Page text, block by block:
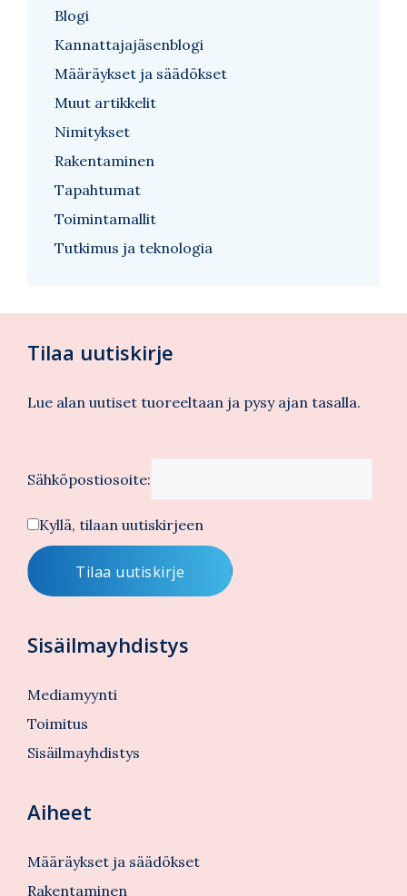
Blogi
Kannattajajäsenblogi
Määräykset ja säädökset
Muut artikkelit
Nimitykset
Rakentaminen
Tapahtumat
Toimintamallit
Tutkimus ja teknologia
Tilaa uutiskirje
Lue alan uutiset tuoreeltaan ja pysy ajan tasalla.
Sähköpostiosoite:
Kyllä, tilaan uutiskirjeen
Sisäilmayhdistys
Mediamyynti
Toimitus
Sisäilmayhdistys
Aiheet
Määräykset ja säädökset
Rakentaminen